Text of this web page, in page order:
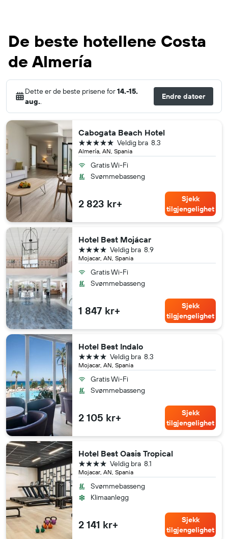
De beste hotellene Costa
de Almería
Dette er de beste prisene for14.-15.
aug..
Endre datoer
Cabogata Beach Hotel
Almería, AN, Spania
8.3
Veldig bra
5 stjerner
Gratis Wi-Fi
Svømmebasseng
2 823 kr+
Sjekk
tilgjengelighet
Hotel Best Mojácar
Mojacar, AN, Spania
8.9
Veldig bra
4 stjerner
Gratis Wi-Fi
Svømmebasseng
1 847 kr+
Sjekk
tilgjengelighet
Hotel Best Indalo
Mojacar, AN, Spania
8.3
Veldig bra
4 stjerner
Gratis Wi-Fi
Svømmebasseng
2 105 kr+
Sjekk
tilgjengelighet
Hotel Best Oasis Tropical
Mojacar, AN, Spania
8.1
Veldig bra
4 stjerner
Svømmebasseng
Klimaanlegg
2 141 kr+
Sjekk
tilgjengelighet